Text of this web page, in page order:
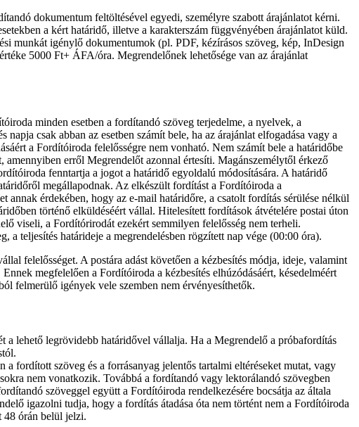
dokumentum feltöltésével egyedi, személyre szabott árajánlatot kérni.
a kért határidő, illetve a karakterszám függvényében árajánlatot küld.
munkát igénylő dokumentumok (pl. PDF, kézírásos szöveg, kép, InDesign
5000 Ft+ ÁFA/óra. Megrendelőnek lehetősége van az árajánlat
minden esetben a fordítandó szöveg terjedelme, a nyelvek, a
csak abban az esetben számít bele, ha az árajánlat elfogadása vagy a
a Fordítóiroda felelősségre nem vonható. Nem számít bele a határidőbe
erről Megrendelőt azonnal értesíti. Magánszemélytől érkező
fenntartja a jogot a határidő egyoldalú módosítására. A határidő
megállapodnak. Az elkészült fordítást a Fordítóiroda a
érdekében, hogy az e-mail határidőre, a csatolt fordítás sérülése nélkül
történő elküldéséért vállal. Hitelesített fordítások átvételére postai úton
viseli, a Fordítórirodát ezekért semmilyen felelősség nem terheli.
a teljesítés határideje a megrendelésben rögzített nap vége (00:00 óra).
felelősséget. A postára adást követően a kézbesítés módja, ideje, valamint
megfelelően a Fordítóiroda a kézbesítés elhúzódásáért, késedelméért
felmerülő igények vele szemben nem érvényesíthetők.
a lehető legrövidebb határidővel vállalja. Ha a Megrendelő a próbafordítás
fordított szöveg és a forrásanyag jelentős tartalmi eltéréseket mutat, vagy
nem vonatkozik. Továbbá a fordítandó vagy lektorálandó szövegben
szöveggel együtt a Fordítóiroda rendelkezésére bocsátja az általa
igazolni tudja, hogy a fordítás átadása óta nem történt nem a Fordítóiroda
48 órán belül jelzi.